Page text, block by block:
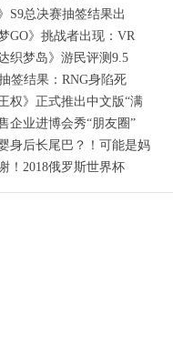
S9总决赛抽签结果出
GO》挑战者出现：VR
织梦岛》游民评测9.5
签结果：RNG身陷死
权》正式推出中文版“满
企业进博会秀“朋友圈”
身后长尾巴？！可能是妈
！2018俄罗斯世界杯